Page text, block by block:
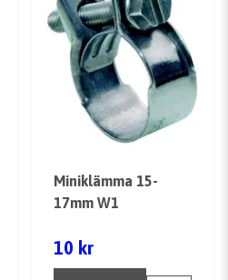
Miniklämma 15-
17mm W1
10 kr